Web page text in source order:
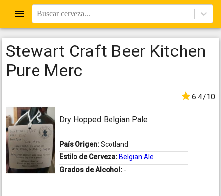
Buscar cerveza...
Stewart Craft Beer Kitchen
Pure Merc
6.4/10
Dry Hopped Belgian Pale.
País Origen:Scotland
Estilo de Cerveza: Belgian Ale
Grados de Alcohol: -